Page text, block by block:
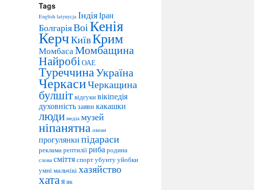
t
e
g
o
r
i
e
s
Tags
English latynycja ІндіяІран
БолгаріяВоіКенія
КерчКиївКрим
МомбасаМомбащина
НайробіОАЕ
ТуреччинаУкраїна
ЧеркасиЧеркащина
булшітвідгукивікіпедія
духовністьзаяви какашки
люди медіа музей
ніпанятна океан
прогулянкипідараси
рекламарептиліїрибародина
слова сміттяспортубунтууйобки
умні мальчікіхазяйство
хатаяяк